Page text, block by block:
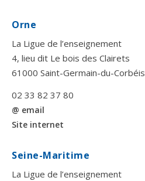
Orne
La Ligue de l’enseignement
4, lieu dit Le bois des Clairets
61000 Saint-Germain-du-Corbéis
02 33 82 37 80
@ email
Site internet
Seine-Maritime
La Ligue de l’enseignement